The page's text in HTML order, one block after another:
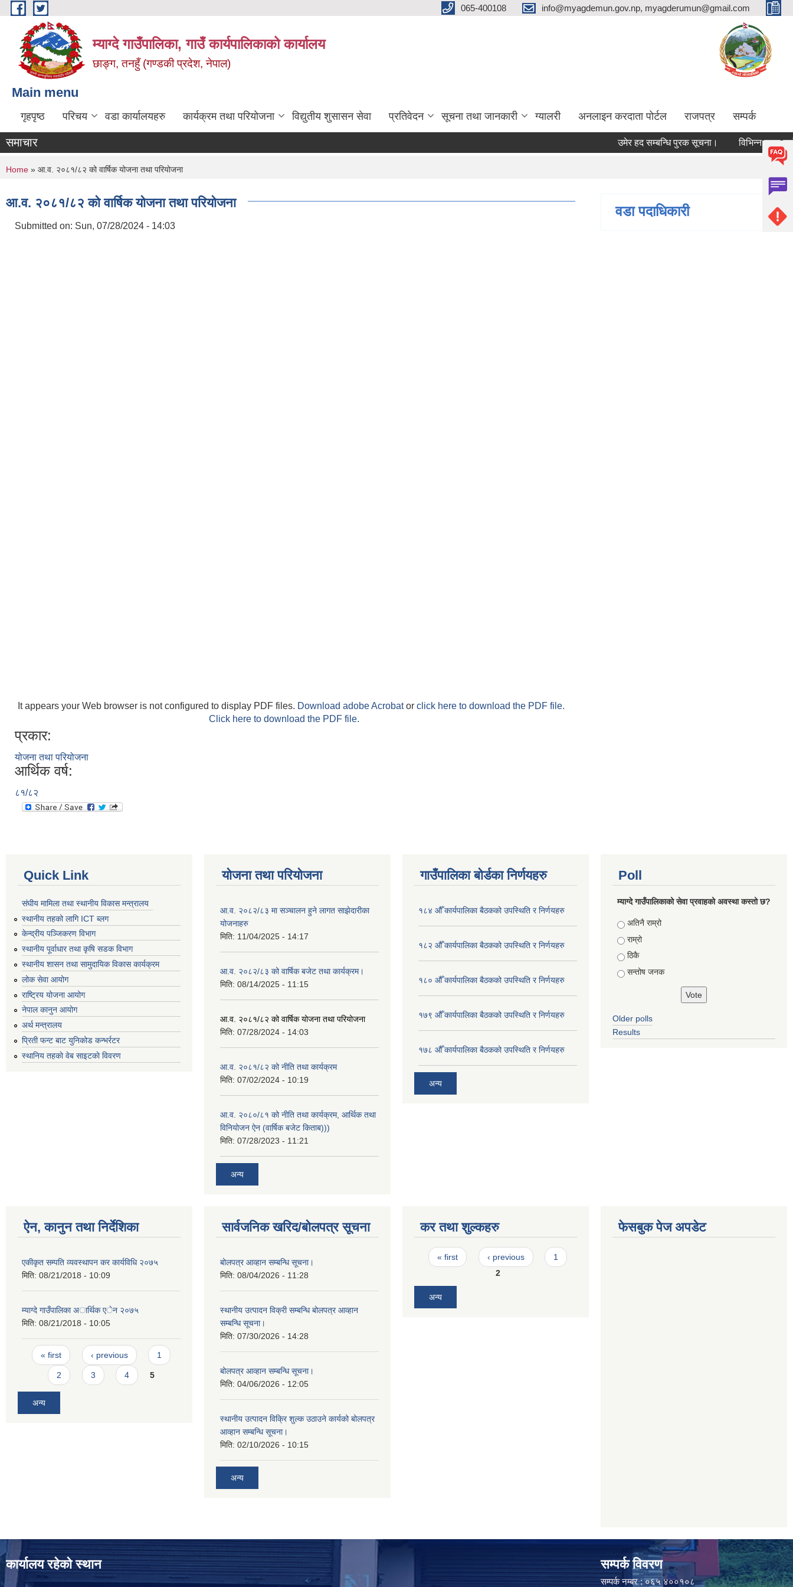
Skip to main content 065-400108 info@myagdemun.gov.np, myagderumun@gmail.com
म्याग्दे गाउँपालिका, गाउँ कार्यपालिकाको कार्यालय
छाङ्ग, तनहुँ (गण्डकी प्रदेश, नेपाल)
Main menu
गृहपृष्ठ परिचय वडा कार्यालयहरु कार्यक्रम तथा परियोजना विद्युतीय शुसासन सेवा प्रतिवेदन सूचना तथा जानकारी ग्यालरी अनलाइन करदाता पोर्टल राजपत्र सम्पर्क
समाचार उमेर हद सम्बन्धि पुरक सूचना। विभिन्न पदमा
You are here
Home » आ.व. २०८१/८२ को वार्षिक योजना तथा परियोजना
आ.व. २०८१/८२ को वार्षिक योजना तथा परियोजना
Submitted on: Sun, 07/28/2024 - 14:03
It appears your Web browser is not configured to display PDF files. Download adobe Acrobator click here to download the PDF file.
Click here to download the PDF file.
प्रकार:
योजना तथा परियोजना
आर्थिक वर्ष:
८१/८२
वडा पदाधिकारी
Quick Link
संघीय मामिला तथा स्थानीय विकास मन्त्रालय
स्थानीय तहको लागि ICT ब्लग
केन्द्रीय पञ्जिकरण विभाग
स्थानीय पूर्वाधार तथा कृषि सडक विभाग
स्थानीय शासन तथा सामुदायिक विकास कार्यक्रम
लोक सेवा आयोग
राष्ट्रिय योजना आयोग
नेपाल कानुन आयोग
अर्थ मन्त्रालय
प्रिती फन्ट बाट युनिकोड कन्भर्रटर
स्थानिय तहकाे वेब साइटकाे विवरण
योजना तथा परियोजना
आ.व. २०८२/८३ मा सञ्चालन हुने लागत साझेदारीका
योजनाहरु
मिति: 11/04/2025 - 14:17
आ.व. २०८२/८३ को वार्षिक बजेट तथा कार्यक्रम।
मिति: 08/14/2025 - 11:15
आ.व. २०८१/८२ को वार्षिक योजना तथा परियोजना
मिति: 07/28/2024 - 14:03
आ.व. २०८१/८२ को नीति तथा कार्यक्रम
मिति: 07/02/2024 - 10:19
आ.व. २०८०/८१ को नीति तथा कार्यक्रम, आर्थिक तथा
विनियोजन ऐन (वार्षिक बजेट किताब)))
मिति: 07/28/2023 - 11:21
अन्य
गाउँपालिका बोर्डका निर्णयहरु
१८४ औँ कार्यपालिका बैठकको उपस्थिति र निर्णयहरु
१८२ औँ कार्यपालिका बैठकको उपस्थिति र निर्णयहरु
१८० औँ कार्यपालिका बैठकको उपस्थिति र निर्णयहरु
१७९ औँ कार्यपालिका बैठकको उपस्थिति र निर्णयहरु
१७८ औँ कार्यपालिका बैठकको उपस्थिति र निर्णयहरु
अन्य
Poll
म्याग्दे गाउँपालिकाको सेवा प्रवाहको अवस्था कस्तो छ?
Choices
अतिनै राम्रो
राम्रो
ठिकै
सन्तोष जनक
Older polls
Results
ऐन, कानुन तथा निर्देशिका
एकीकृत सम्पति व्यवस्थापन कर कार्यविधि २०७५
मिति: 08/21/2018 - 10:09
म्याग्दे गाउँपालिका अार्थिक एेन २०७५
मिति: 08/21/2018 - 10:05
Pages
« first ‹ previous 1
2 3 4 5
अन्य
सार्वजनिक खरिद/बोलपत्र सूचना
बोलपत्र आव्हान सम्बन्धि सूचना।
मिति: 08/04/2026 - 11:28
स्थानीय उत्पादन विक्री सम्बन्धि बोलपत्र आव्हान
सम्बन्धि सूचना।
मिति: 07/30/2026 - 14:28
बोलपत्र आव्हान सम्बन्धि सूचना।
मिति: 04/06/2026 - 12:05
स्थानीय उत्पादन विक्रि शुल्क उठाउने कार्यको बोलपत्र
आव्हान सम्बन्धि सूचना।
मिति: 02/10/2026 - 10:15
अन्य
कर तथा शुल्कहरु
Pages
« first ‹ previous
1
2
अन्य
फेसबुक पेज अपडेट
कार्यालय रहेको स्थान सम्पर्क विवरण
सम्पर्क नम्बर : ०६५ ४००१०८